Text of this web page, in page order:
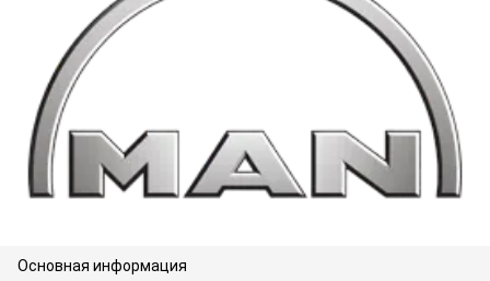
Основная информация